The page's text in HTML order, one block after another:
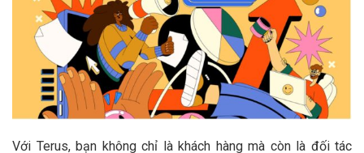
Với Terus, bạn không chỉ là khách hàng mà còn là đối tác